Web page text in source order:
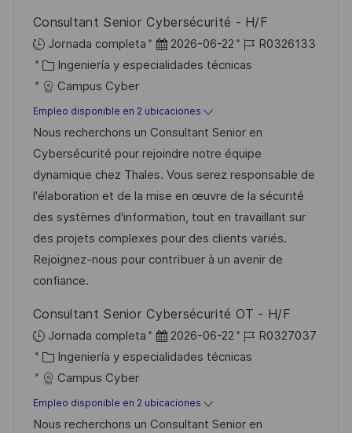
c
a
c
ó
n
Consultant Senior Cybersécurité - H/F
Jornada completa
F
e
h
a
d
e
p
u
b
l
a
c
i
n
2026-06-22
I
D
e
m
p
l
e
o
R0326133
C
a
t
e
g
o
r
í
a
Ingeniería y especialidades técnicas
Campus Cyber
Empleo disponible en 2 ubicaciones
Nous recherchons un Consultant Senior en
Cybersécurité pour rejoindre notre équipe
dynamique chez Thales. Vous serez responsable de
l'élaboration et de la mise en œuvre de la sécurité
des systèmes d'information, tout en travaillant sur
des projets complexes pour des clients variés.
Rejoignez-nous pour contribuer à un avenir de
confiance.
Consultant Senior Cybersécurité OT - H/F
Jornada completa
F
e
h
a
2026-06-22
I
D
e
R0327037
C
a
t
e
Ingeniería y especialidades técnicas
Campus Cyber
Empleo disponible en 2 ubicaciones
Nous recherchons un Consultant Senior en